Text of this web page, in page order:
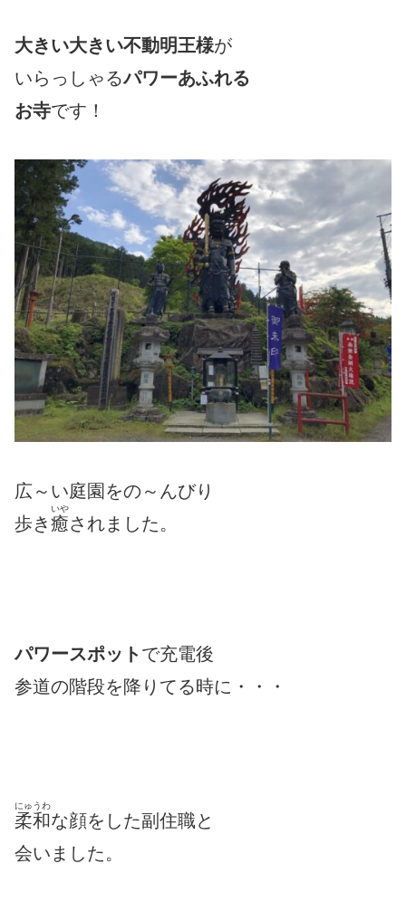
大きい大きい不動明王様が
いらっしゃるパワーあふれる
お寺です！
広～い庭園をの～んびり
歩き癒
いや
されました。
パワースポット で充電後
参道の階段を降りてる時に・・・
柔和
にゅうわ
な顔をした副住職と
会いました。